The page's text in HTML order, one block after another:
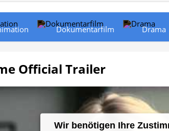
Dokumentarfilm Drama
Official Trailer
Wir benötigen Ihre